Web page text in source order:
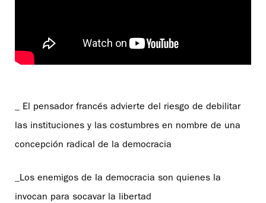
_ El pensador francés advierte del riesgo de debilitar
las instituciones y las costumbres en nombre de una
concepción radical de la democracia
_Los enemigos de la democracia son quienes la
invocan para socavar la libertad